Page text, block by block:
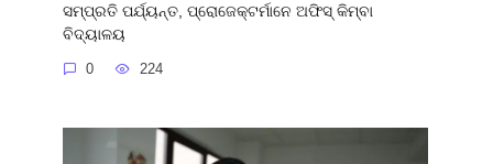
ସମ୍ପ୍ରତି ପର୍ଯ୍ୟନ୍ତ, ପ୍ରୋଜେକ୍ଟର୍ମାନେ ଅଫିସ୍ କିମ୍ବା
ବିଦ୍ୟାଳୟ
0 224